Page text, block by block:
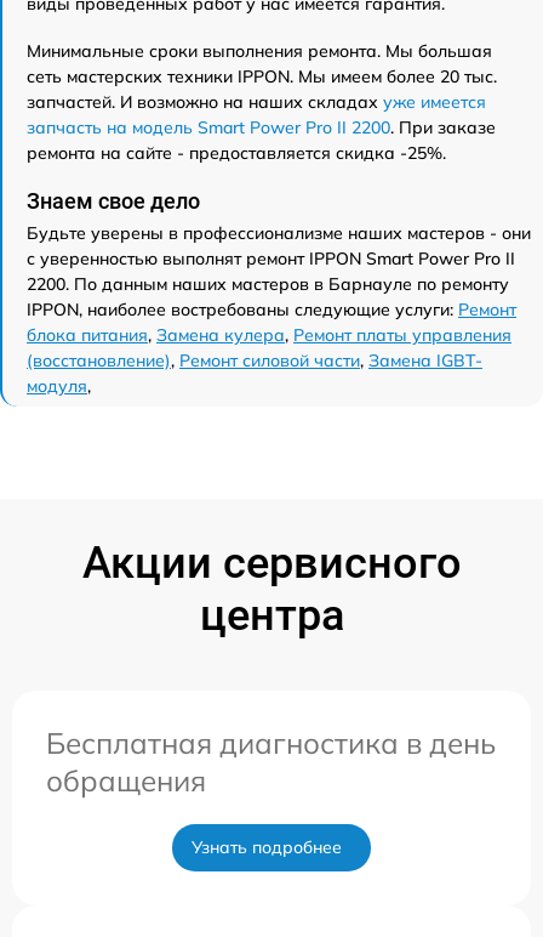
Минимальные сроки выполнения ремонта. Мы большая
сеть мастерских техники IPPON. Мы имеем более 20 тыс.
запчастей. И возможно на наших складах уже имеется
запчасть на модель Smart Power Pro II 2200. При заказе
ремонта на сайте - предоставляется скидка -25%.
Знаем свое дело
Будьте уверены в профессионализме наших мастеров - они
с уверенностью выполнят ремонт IPPON Smart Power Pro II
2200. По данным наших мастеров в Барнауле по ремонту
IPPON, наиболее востребованы следующие услуги: Ремонт
блока питания, Замена кулера, Ремонт платы управления
(восстановление), Ремонт силовой части, Замена IGBT-
модуля,
Акции сервисного
центра
Бесплатная диагностика в день
обращения
Узнать подробнее